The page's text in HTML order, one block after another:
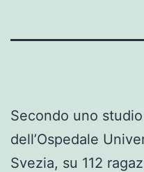
Secondo uno
dell’Ospedale
Svezia, su 112